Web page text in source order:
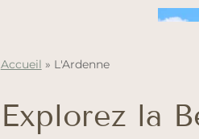
Accueil » L'Ardenne
Explorez la